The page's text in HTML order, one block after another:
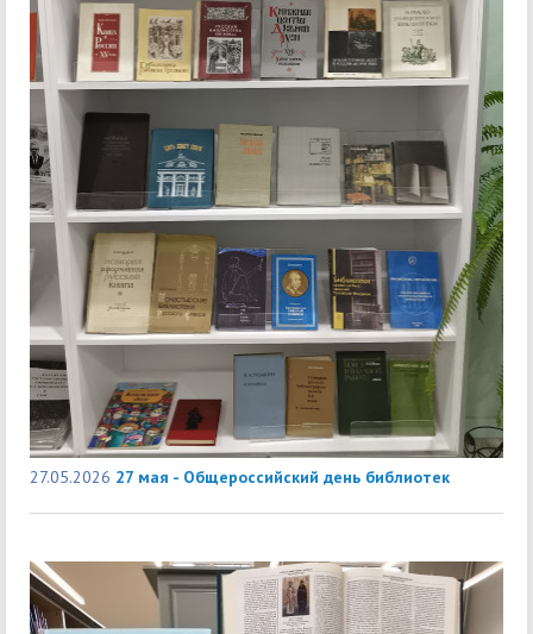
27.05.2026 27 мая - Общероссийский день библиотек